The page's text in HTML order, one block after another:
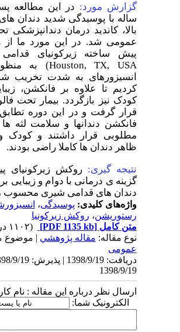
گزارش مورد:
ساله با پوسیدگی شدید دندان
بالا، کاندید درمان دندانپزشکی
عمومی شد. در این مورد ما از
پیش ساخته زیرکونیای قدامی (
Houston, TX, USA) به منظور
انسیزورهای به شدت تخریب
کردیم تا علاوه بر فانکشن،
قرار گرفت و در این دوره
فانکشن دندانها و سلامت لثه
مطلوبی قرار داشتند و کودک و
ظاهر دندان ها کاملا راضی بودند.
نتیجه گیری:روکش زیرکونیای
گزینه ی درمانی با دوام و زیبایی
دندان های قدامی شیری محسوب
واژه‌های کلیدی:پوسیدگی،
رستوریشن،روکش زیرکونیا
متن کامل[PDF 1135 kb]
نوع مقاله:مقاله پژوهشي| موضوع
عمومى
1398/9/19
ارسال نظر درباره این مقاله : نام
الکترونیک شما: